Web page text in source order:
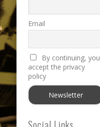
Email
By continuing, you
accept the privacy
policy